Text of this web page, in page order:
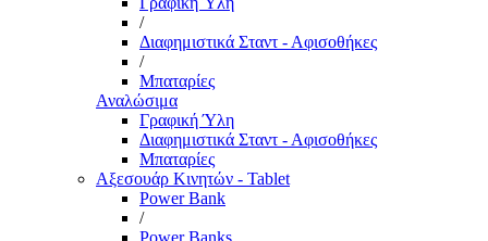
/
Διαφημιστικά Σταντ - Αφισοθήκες
/
Μπαταρίες
Αναλώσιμα
Γραφική Ύλη
Διαφημιστικά Σταντ - Αφισοθήκες
Μπαταρίες
Αξεσουάρ Κινητών - Tablet
Power Bank
/
Power Banks